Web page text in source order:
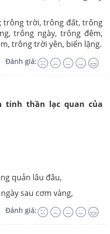
trông trời, trông đất, trông
trông ngày, trông đêm,
trông trời yên, biển lặng.
Đánh giá:
tinh thần lạc quan của
quản lâu đâu,
sau cơm vàng,
Đánh giá: